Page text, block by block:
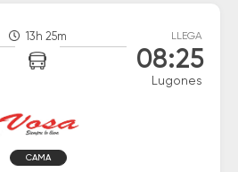
13h 25m LLEGA
08:25
Lugones
CAMA